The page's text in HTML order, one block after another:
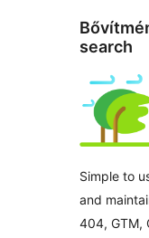
search
Simple to
and
404, GTM,